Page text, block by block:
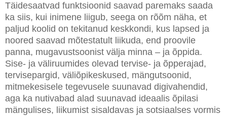
Täidesaatvad funktsioonid saavad paremaks saada
ka siis, kui inimene liigub, seega on rõõm näha, et
paljud koolid on tekitanud keskkondi, kus lapsed ja
noored saavad mõtestatult liikuda, end proovile
panna, mugavustsoonist välja minna – ja õppida.
Sise- ja väliruumides olevad tervise- ja õpperajad,
tervisepargid, väliõpikeskused, mängutsoonid,
mitmekesisele tegevusele suunavad digivahendid,
aga ka nutivabad alad suunavad ideaalis õpilasi
mängulises, liikumist sisaldavas ja sotsiaalses vormis